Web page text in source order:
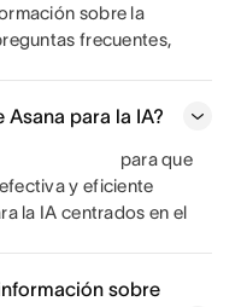
sobre la
frecuentes,
para la IA?
para que
y eficiente
la IA centrados en el
sobre